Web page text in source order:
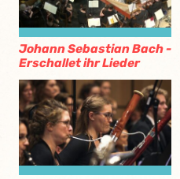
Johann Sebastian Bach -
Erschallet ihr Lieder